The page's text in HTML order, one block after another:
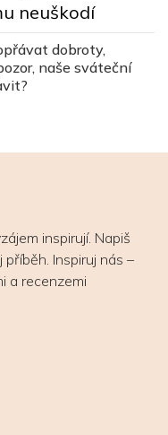
neuškodí
dobroty,
naše sváteční
inspirují. Napiš
Inspiruj nás –
a recenzemi